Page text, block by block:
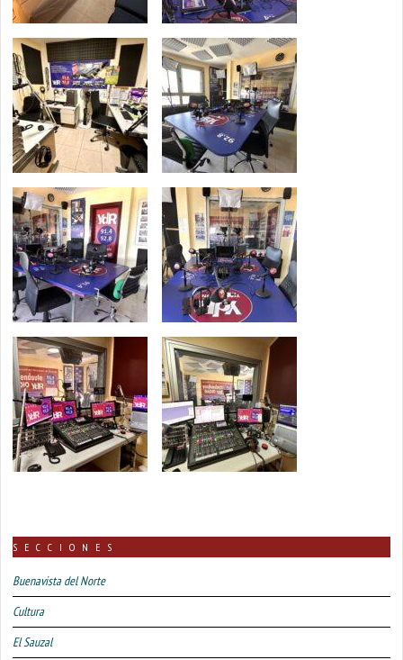
SECCIONES
Buenavista del Norte
Cultura
El Sauzal